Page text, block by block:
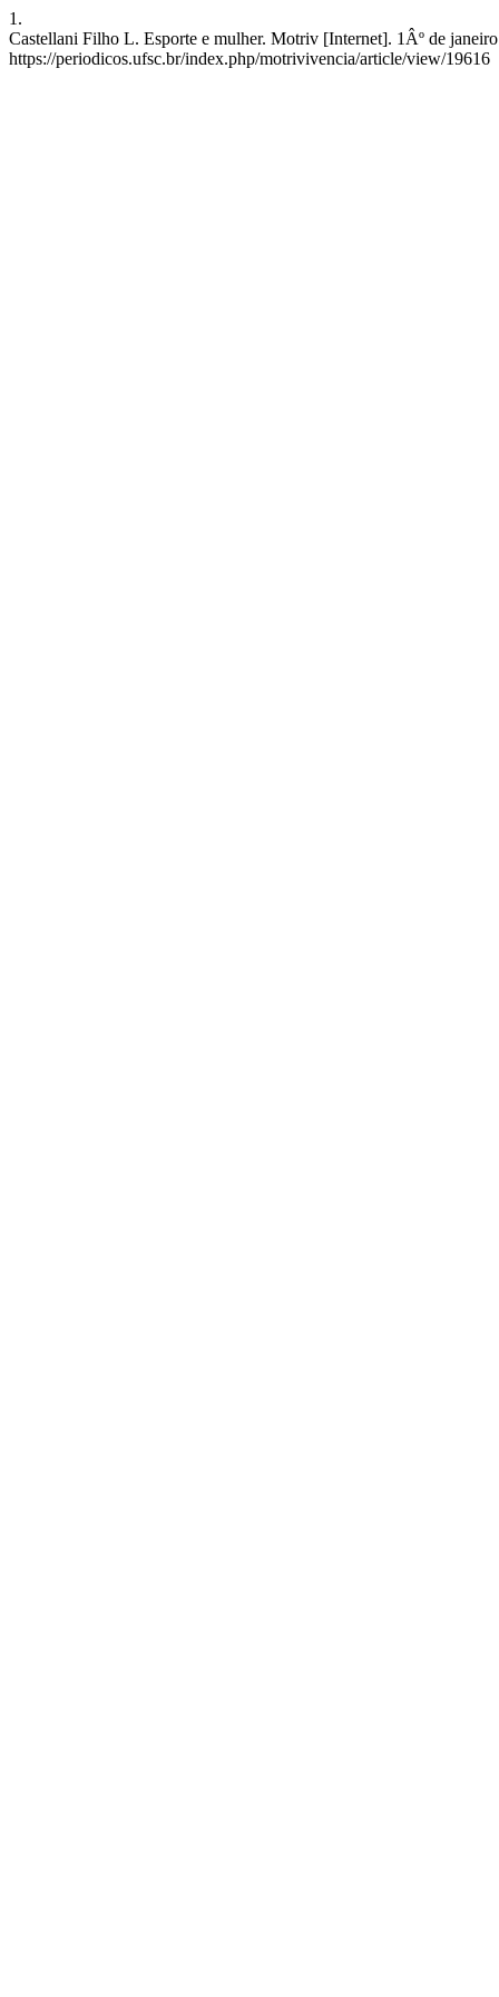
1.
Castellani Filho L. Esporte e mulher. Motriv [Internet]. 1Âº de
https://periodicos.ufsc.br/index.php/motrivivencia/article/view/19616